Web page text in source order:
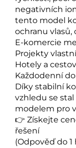
negativních
tento model
ochranu vlasů,
E-komercie
Projekty
Hotely a
Každodenní
Díky stabilní
vzhledu se
modelem pro
👉 Získejte
řešení
(Odpověď do 1